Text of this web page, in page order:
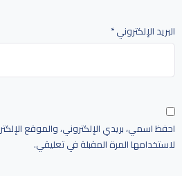
البريد الإلكتروني*
احفظ اسمي، بريدي الإلكتروني، والموقع
لاستخدامها المرة المقبلة في تعليقي.